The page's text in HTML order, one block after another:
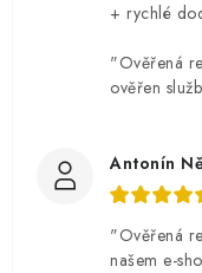
+ rychlé
"Ověřená
ověřen
Antonín
"Ověřená
našem e-